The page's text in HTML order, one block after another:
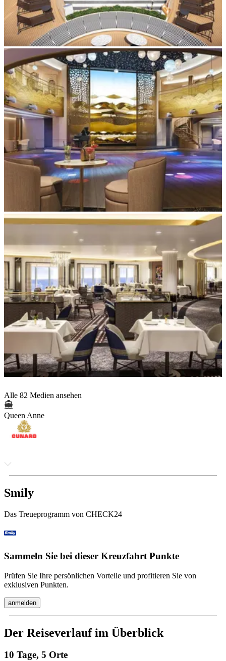
Alle 82 Medien ansehen
Queen Anne
Smily
Das Treueprogramm von CHECK24
Sammeln Sie bei dieser Kreuzfahrt Punkte
Prüfen Sie Ihre persönlichen Vorteile und profitieren Sie von
exklusiven Punkten.
anmelden
Der Reiseverlauf im Überblick
10 Tage, 5 Orte